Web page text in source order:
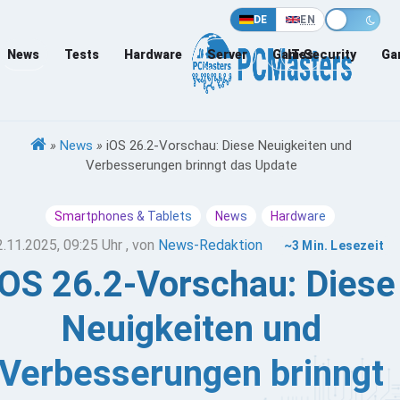
DE EN
News Tests Hardware Server Games
IT-Security
» News » iOS 26.2-Vorschau: Diese Neuigkeiten und
Verbesserungen brinngt das Update
Smartphones & Tablets News Hardware
09:25 Uhr , von News-Redaktion ~3 Min. Lesezeit
26.2-Vorschau: Diese
Neuigkeiten und
brinngt